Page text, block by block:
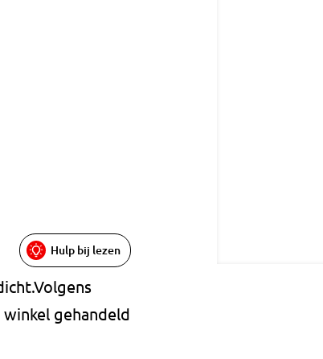
Hulp bij lezen
gehandeld